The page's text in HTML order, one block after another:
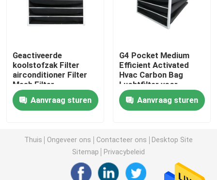
De Filter van de zaklucht
HVAC-Luchtfilter
De Filter van de gelverbinding HEPA
HEPA-Filter op hoge temperatuur
Geactiveerde
koolstofzak Filter
airconditioner Filter
Mesh Filter
Aanvraag sturen
G4 Pocket Medium
Efficient Activated
Hvac Carbon Bag
Luchtfilter voor
geurverwijder
Aanvraag sturen
Thuis Ongeveer ons Contacteer ons
Desktop Site
Sitemap
Privacybeleid